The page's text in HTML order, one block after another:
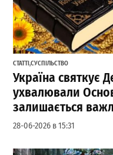
СТАТТІ,СУСПІЛЬСТВО
Україна святкує
ухвалювали
залишається
28-06-2026 в 15:31